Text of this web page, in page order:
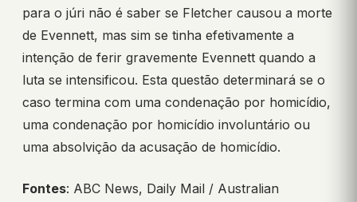
para o júri não é saber se Fletcher causou a morte
de Evennett, mas sim se tinha efetivamente a
intenção de ferir gravemente Evennett quando a
luta se intensificou. Esta questão determinará se o
caso termina com uma condenação por homicídio,
uma condenação por homicídio involuntário ou
uma absolvição da acusação de homicídio.
Fontes: ABC News, Daily Mail / Australian